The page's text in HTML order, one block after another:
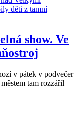
show. Ve
v pátek v podvečer
tam rozzářil